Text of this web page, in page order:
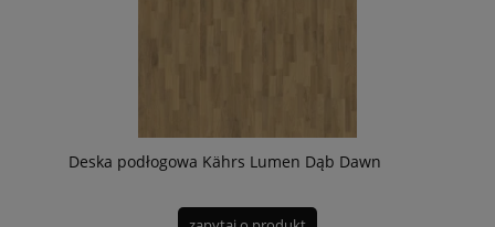
Deska podłogowa Kährs Lumen Dąb Dawn